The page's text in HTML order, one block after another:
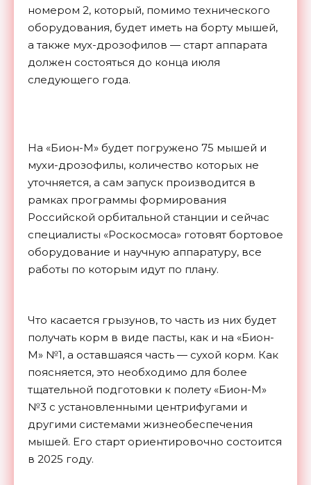
номером 2, который, помимо технического
оборудования, будет иметь на борту мышей,
а также мух-дрозофилов — старт аппарата
должен состояться до конца июля
следующего года.
На «Бион-М» будет погружено 75 мышей и
мухи-дрозофилы, количество которых не
уточняется, а сам запуск производится в
рамках программы формирования
Российской орбитальной станции и сейчас
специалисты «Роскосмоса» готовят бортовое
оборудование и научную аппаратуру, все
работы по которым идут по плану.
Что касается грызунов, то часть из них будет
получать корм в виде пасты, как и на «Бион-
М» №1, а оставшаяся часть — сухой корм. Как
поясняется, это необходимо для более
тщательной подготовки к полету «Бион-М»
№3 с установленными центрифугами и
другими системами жизнеобеспечения
мышей. Его старт ориентировочно состоится
в 2025 году.